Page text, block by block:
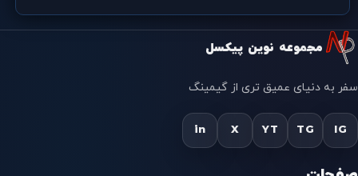
مجموعه نوین پیکسل
سفر به دنیای عمیق تری از گیمینگ
IG
TG
YT
X
in